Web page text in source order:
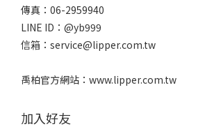
傳真：06-2959940
LINE ID：@yb999
信箱：service@lipper.com.tw
禹柏官方網站：www.lipper.com.tw
加入好友